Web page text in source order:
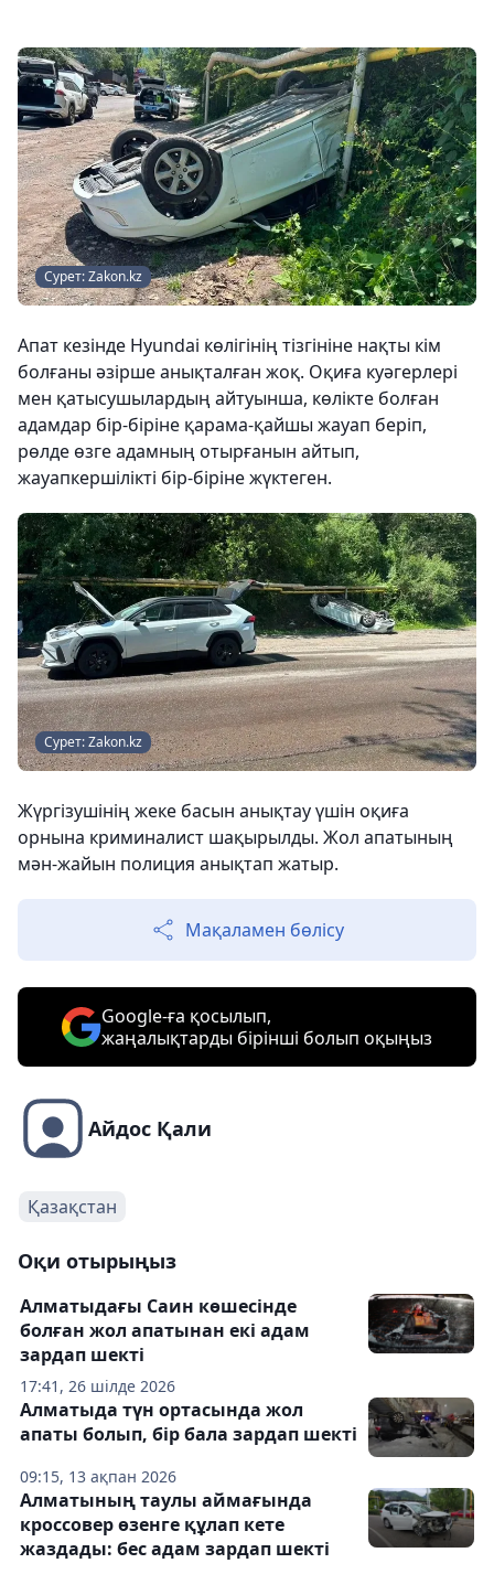
Сурет: Zakon.kz
Апат кезінде Hyundai көлігінің тізгініне нақты кім
болғаны әзірше анықталған жоқ. Оқиға куәгерлері
мен қатысушылардың айтуынша, көлікте болған
адамдар бір-біріне қарама-қайшы жауап беріп,
рөлде өзге адамның отырғанын айтып,
жауапкершілікті бір-біріне жүктеген.
Сурет: Zakon.kz
Жүргізушінің жеке басын анықтау үшін оқиға
орнына криминалист шақырылды. Жол апатының
мән-жайын полиция анықтап жатыр.
Мақаламен бөлісу
Google-ға қосылып,
жаңалықтарды бірінші болып оқыңыз
Айдос Қали
Қазақстан
Оқи отырыңыз
17:41, 26 шілде 2026
Алматыдағы Саин көшесінде
болған жол апатынан екі адам
зардап шекті
09:15, 13 ақпан 2026
Алматыда түн ортасында жол
апаты болып, бір бала зардап шекті
Алматының таулы аймағында
кроссовер өзенге құлап кете
жаздады: бес адам зардап шекті